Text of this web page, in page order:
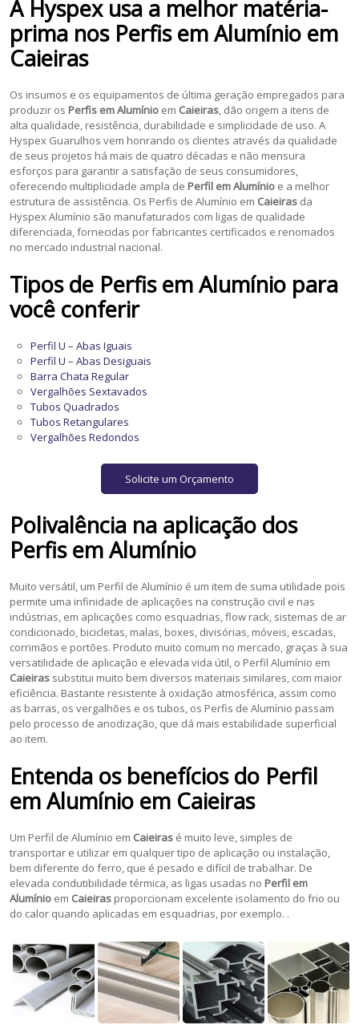
A Hyspex usa a melhor matéria-
prima nos Perfis em Alumínio em
Caieiras
Os insumos e os equipamentos de última geração empregados para
produzir os Perfis em Alumínio em Caieiras, dão origem a itens de
alta qualidade, resistência, durabilidade e simplicidade de uso. A
Hyspex Guarulhos vem honrando os clientes através da qualidade
de seus projetos há mais de quatro décadas e não mensura
esforços para garantir a satisfação de seus consumidores,
oferecendo multiplicidade ampla de Perfil em Alumínio e a melhor
estrutura de assistência. Os Perfis de Alumínio em Caieiras da
Hyspex Alumínio são manufaturados com ligas de qualidade
diferenciada, fornecidas por fabricantes certificados e renomados
no mercado industrial nacional.
Tipos de Perfis em Alumínio para
você conferir
Perfil U – Abas Iguais
Perfil U – Abas Desiguais
Barra Chata Regular
Vergalhões Sextavados
Tubos Quadrados
Tubos Retangulares
Vergalhões Redondos
Solicite um Orçamento
Polivalência na aplicação dos
Perfis em Alumínio
Muito versátil, um Perfil de Alumínio é um item de suma utilidade pois
permite uma infinidade de aplicações na construção civil e nas
indústrias, em aplicações como esquadrias, flow rack, sistemas de ar
condicionado, bicicletas, malas, boxes, divisórias, móveis, escadas,
corrimãos e portões. Produto muito comum no mercado, graças à sua
versatilidade de aplicação e elevada vida útil, o Perfil Alumínio em
Caieiras substitui muito bem diversos materiais similares, com maior
eficiência. Bastante resistente à oxidação atmosférica, assim como
as barras, os vergalhões e os tubos, os Perfis de Alumínio passam
pelo processo de anodização, que dá mais estabilidade superficial
ao item.
Entenda os benefícios do Perfil
em Alumínio em Caieiras
Um Perfil de Alumínio em Caieiras é muito leve, simples de
transportar e utilizar em qualquer tipo de aplicação ou instalação,
bem diferente do ferro, que é pesado e difícil de trabalhar. De
elevada condutibilidade térmica, as ligas usadas no Perfil em
Alumínio em Caieiras proporcionam excelente isolamento do frio ou
do calor quando aplicadas em esquadrias, por exemplo. .